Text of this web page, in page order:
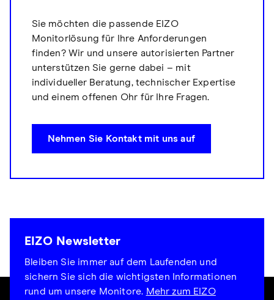
Sie möchten die passende EIZO
Monitorlösung für Ihre Anforderungen
finden? Wir und unsere autorisierten Partner
unterstützen Sie gerne dabei – mit
individueller Beratung, technischer Expertise
und einem offenen Ohr für Ihre Fragen.
Nehmen Sie Kontakt mit uns auf
EIZO Newsletter
Bleiben Sie immer auf dem Laufenden und
sichern Sie sich die wichtigsten Informationen
rund um unsere Monitore. Mehr zum EIZO